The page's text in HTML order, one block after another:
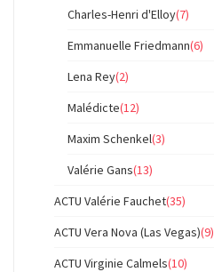
Charles-Henri d'Elloy(7)
Emmanuelle Friedmann(6)
Lena Rey(2)
Malédicte(12)
Maxim Schenkel(3)
Valérie Gans(13)
ACTU Valérie Fauchet(35)
ACTU Vera Nova (Las Vegas)(9)
ACTU Virginie Calmels(10)